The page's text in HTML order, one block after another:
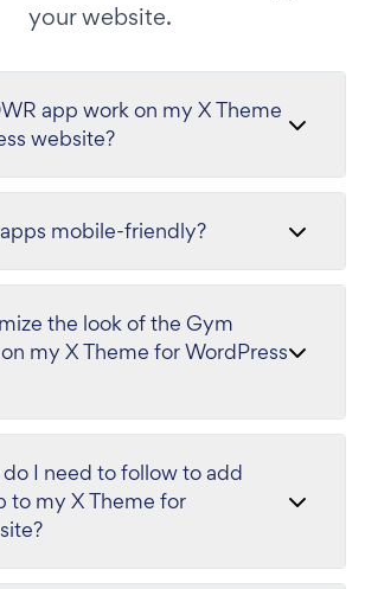
your website.
app work on my X Theme
website?
mobile-friendly?
the look of the Gym
my X Theme for WordPress
I need to follow to add
to my X Theme for